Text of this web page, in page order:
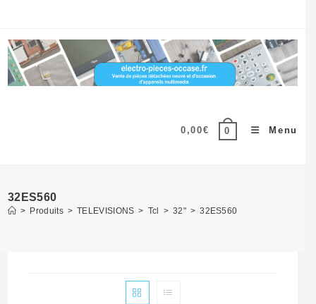
content
0,00€ 0 Menu
32ES560
> Produits > TELEVISIONS > Tcl > 32" > 32ES560